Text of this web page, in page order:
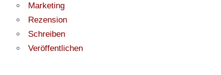
Marketing
Rezension
Schreiben
Veröffentlichen